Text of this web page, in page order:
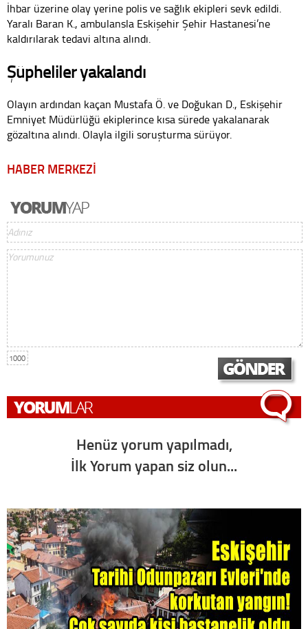
İhbar üzerine olay yerine polis ve sağlık ekipleri sevk edildi.
Yaralı Baran K., ambulansla Eskişehir Şehir Hastanesi’ne
kaldırılarak tedavi altına alındı.
Şüpheliler yakalandı
Olayın ardından kaçan Mustafa Ö. ve Doğukan D., Eskişehir
Emniyet Müdürlüğü ekiplerince kısa sürede yakalanarak
gözaltına alındı. Olayla ilgili soruşturma sürüyor.
HABER MERKEZİ
1000
Henüz yorum yapılmadı,
İlk Yorum yapan siz olun...